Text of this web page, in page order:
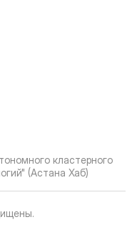
кластерного
(Астана Хаб)
.